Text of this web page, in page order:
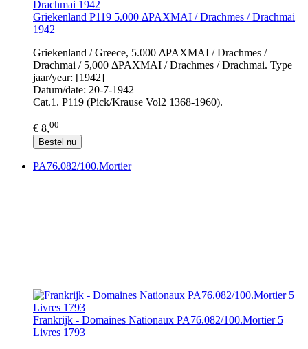
Griekenland P119 5.000 ΔΡΑΧΜΑΙ / Drachmes / Drachmai
1942
Griekenland / Greece, 5.000 ΔΡΑΧΜΑΙ / Drachmes /
Drachmai / 5,000 ΔΡΑΧΜΑΙ / Drachmes / Drachmai. Type
jaar/year: [1942]
Datum/date: 20-7-1942
Cat.1. P119 (Pick/Krause Vol2 1368-1960).
€ 8,00
Bestel nu
PA76.082/100.Mortier
Frankrijk - Domaines Nationaux PA76.082/100.Mortier 5
Livres 1793